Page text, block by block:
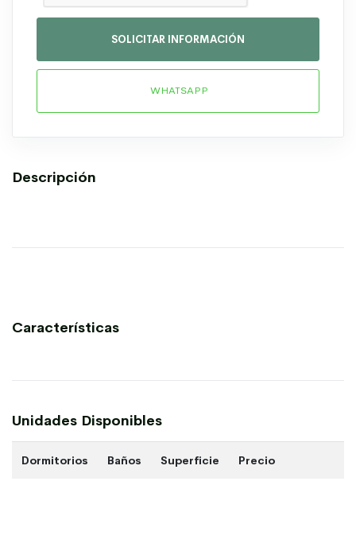
SOLICITAR INFORMACIÓN
WHATSAPP
Descripción
Características
Unidades Disponibles
Dormitorios Baños Superficie Precio